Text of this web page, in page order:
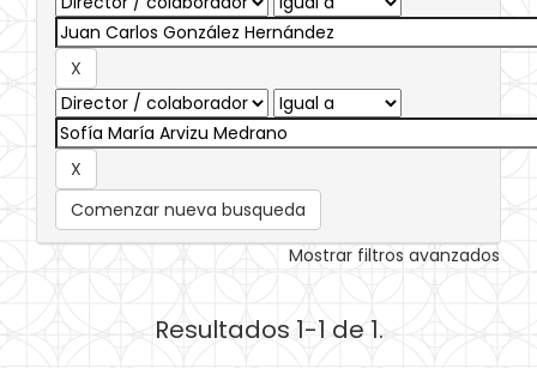
Comenzar nueva busqueda
Mostrar filtros avanzados
Resultados 1-1 de 1.